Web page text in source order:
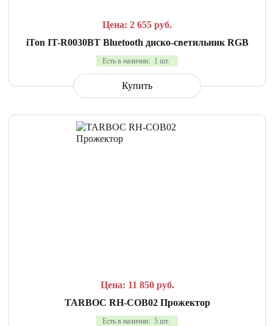
Цена: 2 655 руб.
iTon IT-R0030BT Bluetooth диско-светильник RGB
Есть в наличии: 1 шт.
Купить
Цена: 11 850 руб.
TARBOC RH-COB02 Прожектор
Есть в наличии: 5 шт.